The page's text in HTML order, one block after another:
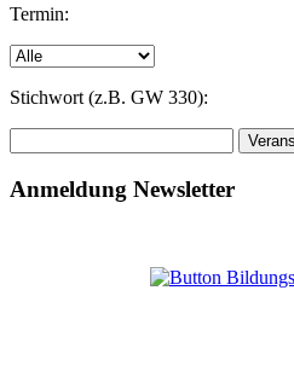
Termin:
Stichwort (z.B. GW 330):
Anmeldung Newsletter